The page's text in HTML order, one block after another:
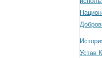
Устав